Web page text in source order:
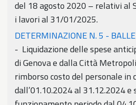
del 18 agosto 2020 – relativi al
i lavori al 31/01/2025.
DETERMINAZIONE N. 5 -
- Liquidazione delle spese
di Genova e dalla Città
rimborso costo del personale in
dall’01.10.2024 al 31.12.2024 e